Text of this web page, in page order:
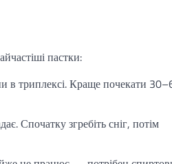
пастки:
в триплексі. Краще почекати
Спочатку згребіть сніг, потім